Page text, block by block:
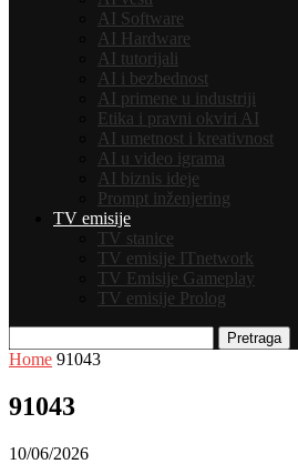
AI Software
AI Hardware
AI tutorijali
AI i bezbednost
AI primene u industriji
Etika i pravni okviri AI
AI umetnost i kreativnost
AI u video igrama
AI biznis ideje
Prompt inženjering
TV emisije
TV stanice
TV emisije ITnetwork
TV Emisije Gameplay
TV emisije Prolog
Pretraga
Home 91043
91043
10/06/2026